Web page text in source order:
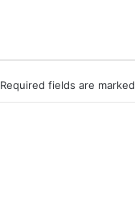
Required fields are marked